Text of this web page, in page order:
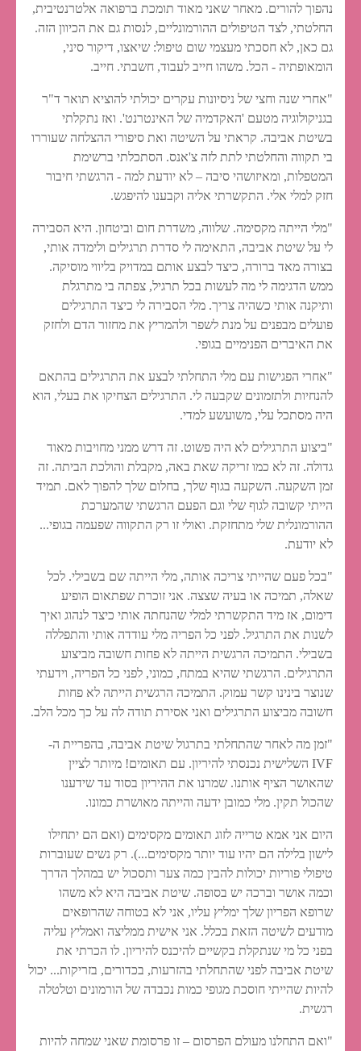
נהפוך להורים. מאחר שאני מאוד תומכת ברפואה אלטרנטיבית,
החלטתי, לצד הטיפולים ההורמונליים, לנסות גם את הכיוון הזה.
גם כאן, לא חסכתי מעצמי שום טיפול: שיאצו, דיקור סיני,
הומאופתיה - הכל. משהו חייב לעבוד, חשבתי. חייב.
"אחרי שנה וחצי של ניסיונות עקרים יכולתי להוציא תואר ד"ר
בגניקולוגיה מטעם 'האקדמיה של האינטרנט'. ואז נתקלתי
בשיטת אביבה. קראתי על השיטה ואת סיפורי ההצלחה שעוררו
בי תקווה והחלטתי לתת לזה צ'אנס. הסתכלתי ברשימת
המטפלות, ומאיזושהי סיבה – לא יודעת למה - הרגשתי חיבור
חזק למלי אלי. התקשרתי אליה וקבענו להיפגש.
"מלי הייתה מקסימה. שלווה, משדרת חום וביטחון. היא הסבירה
לי על שיטת אביבה, התאימה לי סדרת תרגילים ולימדה אותי,
בצורה מאד ברורה, כיצד לבצע אותם במדויק בליווי מוסיקה.
ממש הדגימה לי מה לעשות בכל תרגיל, צפתה בי מתרגלת
ותיקנה אותי כשהיה צריך. מלי הסבירה לי כיצד התרגילים
פועלים מבפנים על מנת לשפר ולהמריץ את מחזור הדם ולחזק
את האיברים הפנימיים בגופי.
"אחרי הפגישות עם מלי התחלתי לבצע את התרגילים בהתאם
להנחיות ולתזמונים שקבעה לי. התרגילים הצחיקו את בעלי, הוא
היה מסתכל עלי, משועשע למדי.
"ביצוע התרגילים לא היה פשוט. זה דרש ממני מחויבות מאוד
גדולה. זה לא כמו זריקה שאת באה, מקבלת והולכת הביתה. זה
זמן השקעה. השקעה בגוף שלך, בחלום שלך להפוך לאם. תמיד
הייתי קשובה לגוף שלי וגם הפעם הרגשתי שהמערכת
ההורמונלית שלי מתחזקת. ואולי זו רק התקווה שפעמה בגופי...
לא יודעת.
"בכל פעם שהייתי צריכה אותה, מלי הייתה שם בשבילי. לכל
שאלה, תמיכה או בעיה שצצה. אני זוכרת שפתאום הופיע
דימום, אז מיד התקשרתי למלי שהנחתה אותי כיצד לנהוג ואיך
לשנות את התרגיל. לפני כל הפריה מלי עודדה אותי והתפללה
בשבילי. התמיכה הרגשית הייתה לא פחות חשובה מביצוע
התרגילים. הרגשתי שהיא במתח, כמוני, לפני כל הפריה, וידעתי
שנוצר בינינו קשר עמוק. התמיכה הרגשית הייתה לא פחות
חשובה מביצוע התרגילים ואני אסירת תודה לה על כך מכל הלב.
"זמן מה לאחר שהתחלתי בתרגול שיטת אביבה, בהפריית ה-
IVF השלישית נכנסתי להיריון. עם תאומים! מיותר לציין
שהאושר הציף אותנו. שמרנו את ההיריון בסוד עד שידענו
שהכול תקין. מלי כמובן ידעה והייתה מאושרת כמונו.
היום אני אמא טרייה לזוג תאומים מקסימים (ואם הם יתחילו
לישון בלילה הם יהיו עוד יותר מקסימים...). רק נשים שעוברות
טיפולי פוריות יכולות להבין כמה צער ותסכול יש במהלך הדרך
וכמה אושר וברכה יש בסופה. שיטת אביבה היא לא משהו
שרופא הפריון שלך ימליץ עליו, אני לא בטוחה שהרופאים
מודעים לשיטה הזאת בכלל. אני אישית ממליצה ואמליץ עליה
בפני כל מי שנתקלת בקשיים להיכנס להיריון. לו הכרתי את
שיטת אביבה לפני שהתחלתי בהזרעות, בכדורים, בזריקות... יכול
להיות שהייתי חוסכת מגופי כמות נכבדה של הורמונים וטלטלה
רגשית.
"ואם התחלנו מעולם הפרסום – זו פרסומת שאני שמחה להיות